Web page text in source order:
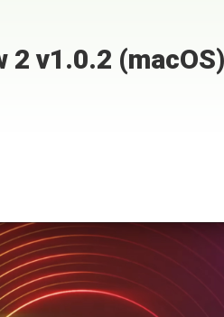
v1.0.2